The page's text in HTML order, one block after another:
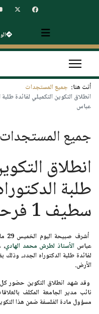
أنت هنا: جميع المستجدات
عباس
جميع المستجدات
انطلاق
طلبة
سطيف 1 فرحات عباس
أشرف صبيحة اليوم الخميس 29 ماي 2025
عباس الأستاذ لطرش محمد الهادي،
لفائدة طلبة الدكتوراه الجدد،
الأرض.
وقد شهد انطلاق التكوين حضور كل
نائب مدير الجامعة المكلف
مسؤول مادة الفلسفة ضمن هذا